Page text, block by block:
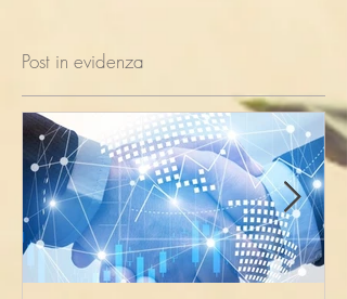
Post in evidenza